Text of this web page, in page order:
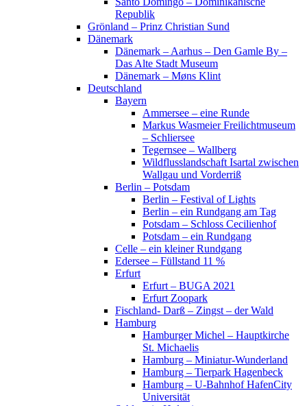
Republik
Grönland – Prinz Christian Sund
Dänemark
Dänemark – Aarhus – Den Gamle By –
Das Alte Stadt Museum
Dänemark – Møns Klint
Deutschland
Bayern
Ammersee – eine Runde
Markus Wasmeier Freilichtmuseum
– Schliersee
Tegernsee – Wallberg
Wildflusslandschaft Isartal zwischen
Wallgau und Vorderriß
Berlin – Potsdam
Berlin – Festival of Lights
Berlin – ein Rundgang am Tag
Potsdam – Schloss Cecilienhof
Potsdam – ein Rundgang
Celle – ein kleiner Rundgang
Edersee – Füllstand 11 %
Erfurt
Erfurt – BUGA 2021
Erfurt Zoopark
Fischland- Darß – Zingst – der Wald
Hamburg
Hamburger Michel – Hauptkirche
St. Michaelis
Hamburg – Miniatur-Wunderland
Hamburg – Tierpark Hagenbeck
Hamburg – U-Bahnhof HafenCity
Universität